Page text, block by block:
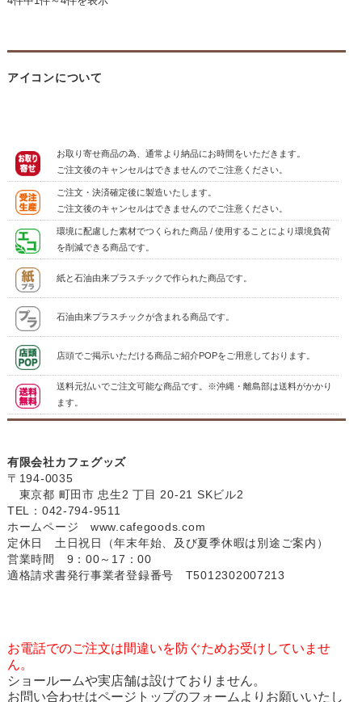
アイコンについて
お取り寄せ商品の為、通常より納品にお時間をいただきます。
ご注文後のキャンセルはできませんのでご注意ください。
ご注文・決済確定後に製造いたします。
ご注文後のキャンセルはできませんのでご注意ください。
環境に配慮した素材でつくられた商品 / 使用することにより環境負荷
を削減できる商品です。
紙と石油由来プラスチックで作られた商品です。
石油由来プラスチックが含まれる商品です。
店頭でご掲示いただける商品ご紹介POPをご用意しております。
送料元払いでご注文可能な商品です。※沖縄・離島部は送料がかかり
ます。
有限会社カフェグッズ
〒194-0035
東京都 町田市 忠生2 丁目 20-21 SKビル2
TEL：042-794-9511
ホームページ www.cafegoods.com
定休日 土日祝日（年末年始、及び夏季休暇は別途ご案内）
営業時間 9：00～17：00
適格請求書発行事業者登録番号 T5012302007213
お電話でのご注文は間違いを防ぐためお受けしていませ
ん。
ショールームや実店舗は設けておりません。
お問い合わせはページトップのフォームよりお願いいたし